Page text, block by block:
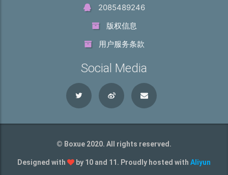
2085489246
版权信息
用户服务条款
Social Media
© Boxue 2020. All rights reserved.
Designed with by 10 and 11. Proudly hosted with Aliyun